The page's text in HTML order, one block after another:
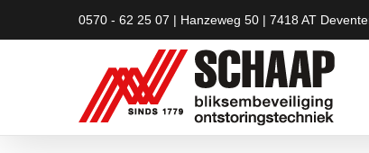
0570 - 62 25 07 | Hanzeweg 50 | 7418 AT